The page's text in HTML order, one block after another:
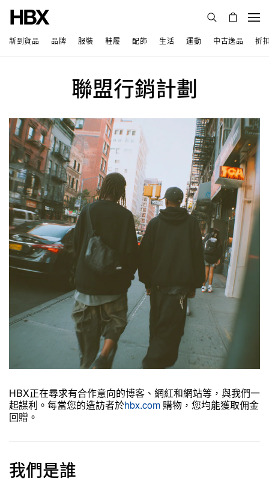
新到貨品 品牌 服裝 鞋履 配飾 生活 運動 中古逸品 折
聯盟行銷計劃
HBX正在尋求有合作意向的博客、網紅和網站等，與我們一
起謀利。每當您的造訪者於hbx.com 購物，您均能獲取佣金
回贈。
我們是誰